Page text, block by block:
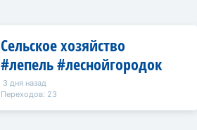
Сельское хозяйство
#лепель #леснойгородок
3 дня назад
Переходов: 23